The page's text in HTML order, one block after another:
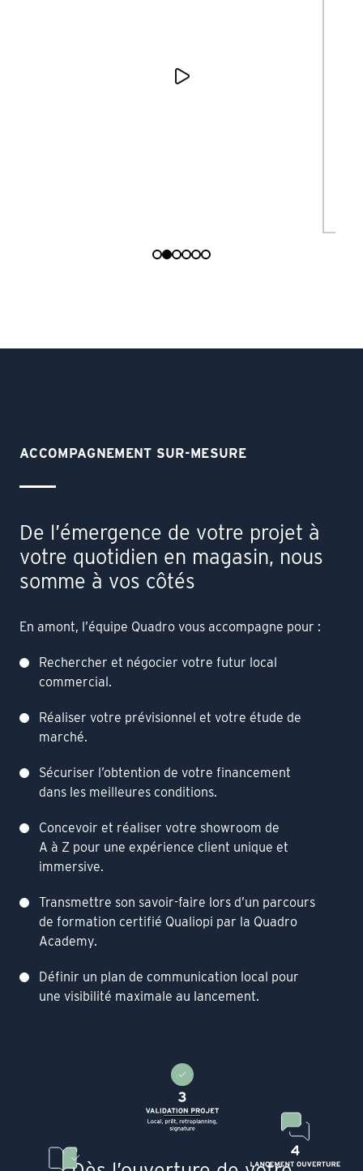
ACCOMPAGNEMENT SUR-MESURE
De l’émergence de votre projet à
votre quotidien en magasin, nous
somme à vos côtés
En amont, l’équipe Quadro vous accompagne pour :
Rechercher et négocier votre futur local
commercial.
Réaliser votre prévisionnel et votre étude de
marché.
Sécuriser l’obtention de votre financement
dans les meilleures conditions.
Concevoir et réaliser votre showroom de
A à Z pour une expérience client unique et
immersive.
Transmettre son savoir-faire lors d’un parcours
de formation certifié Qualiopi par la Quadro
Academy.
Définir un plan de communication local pour
une visibilité maximale au lancement.